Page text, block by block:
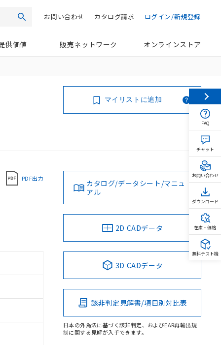
検索 ログイン/新規登録
カタログ請求
お問い合わせ
供価値 販売ネットワーク オンラインストア
マイリストに追加
PDF出力
カタログ/データシート/マニュ
アル
2D CADデータ
3D CADデータ
該非判定見解書/項目別対比表
日本の外為法に基づく該非判定、およびEAR再輸出規
制に関する見解が入手できます。
FAQ
チャット
お問い合わせ
ダウンロード
在庫・価格
無料テスト機